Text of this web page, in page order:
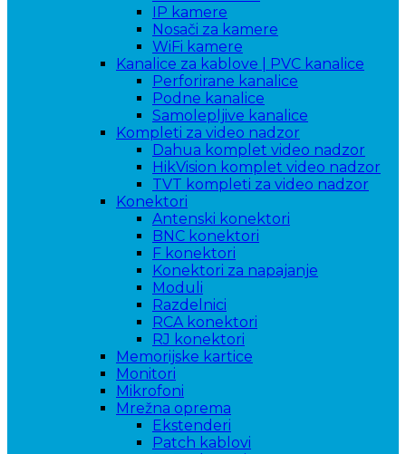
IP kamere
Nosači za kamere
WiFi kamere
Kanalice za kablove | PVC kanalice
Perforirane kanalice
Podne kanalice
Samolepljive kanalice
Kompleti za video nadzor
Dahua komplet video nadzor
HikVision komplet video nadzor
TVT kompleti za video nadzor
Konektori
Antenski konektori
BNC konektori
F konektori
Konektori za napajanje
Moduli
Razdelnici
RCA konektori
RJ konektori
Memorijske kartice
Monitori
Mikrofoni
Mrežna oprema
Ekstenderi
Patch kablovi